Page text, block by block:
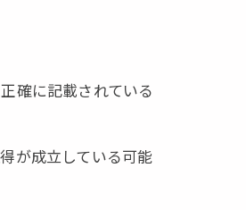
確に記載されている
が成立している可能